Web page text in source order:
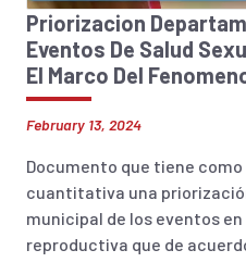
Priorizacion
Eventos De Salud
El Marco Del
February 13, 2024
Documento que tiene
cuantitativa una
municipal de los eventos
reproductiva que de